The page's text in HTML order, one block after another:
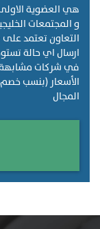
هي العضوية
و المجتمعات
التعاون تعتمد على
ارسال اي حالة
في شركات مشابهة
الأسعار (بنسب
المجال